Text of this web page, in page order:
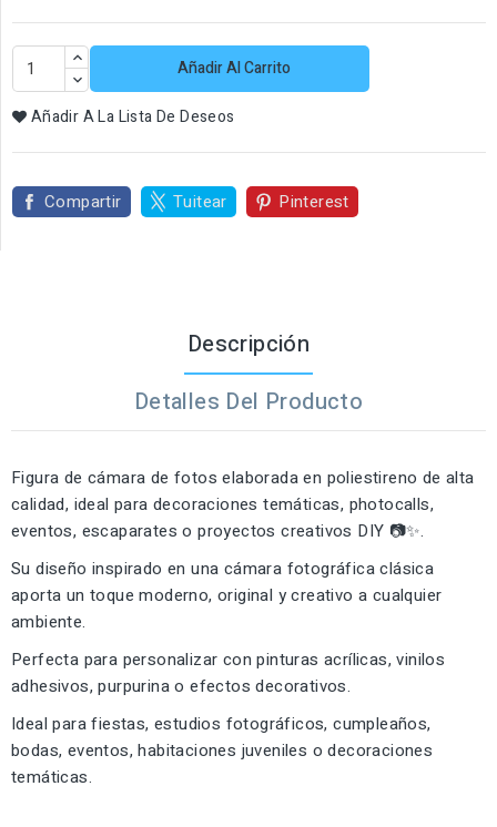
Añadir Al Carrito
Añadir A La Lista De Deseos
Compartir Tuitear Pinterest
Descripción
Detalles Del Producto
Figura de cámara de fotos elaborada en poliestireno de alta
calidad, ideal para decoraciones temáticas, photocalls,
eventos, escaparates o proyectos creativos DIY 📷✨.
Su diseño inspirado en una cámara fotográfica clásica
aporta un toque moderno, original y creativo a cualquier
ambiente.
Perfecta para personalizar con pinturas acrílicas, vinilos
adhesivos, purpurina o efectos decorativos.
Ideal para fiestas, estudios fotográficos, cumpleaños,
bodas, eventos, habitaciones juveniles o decoraciones
temáticas.